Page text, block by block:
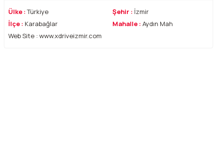
Ülke :Türkiye Şehir : İzmir
İlçe : Karabağlar Mahalle : Aydın Mah
Web Site : www.xdriveizmir.com